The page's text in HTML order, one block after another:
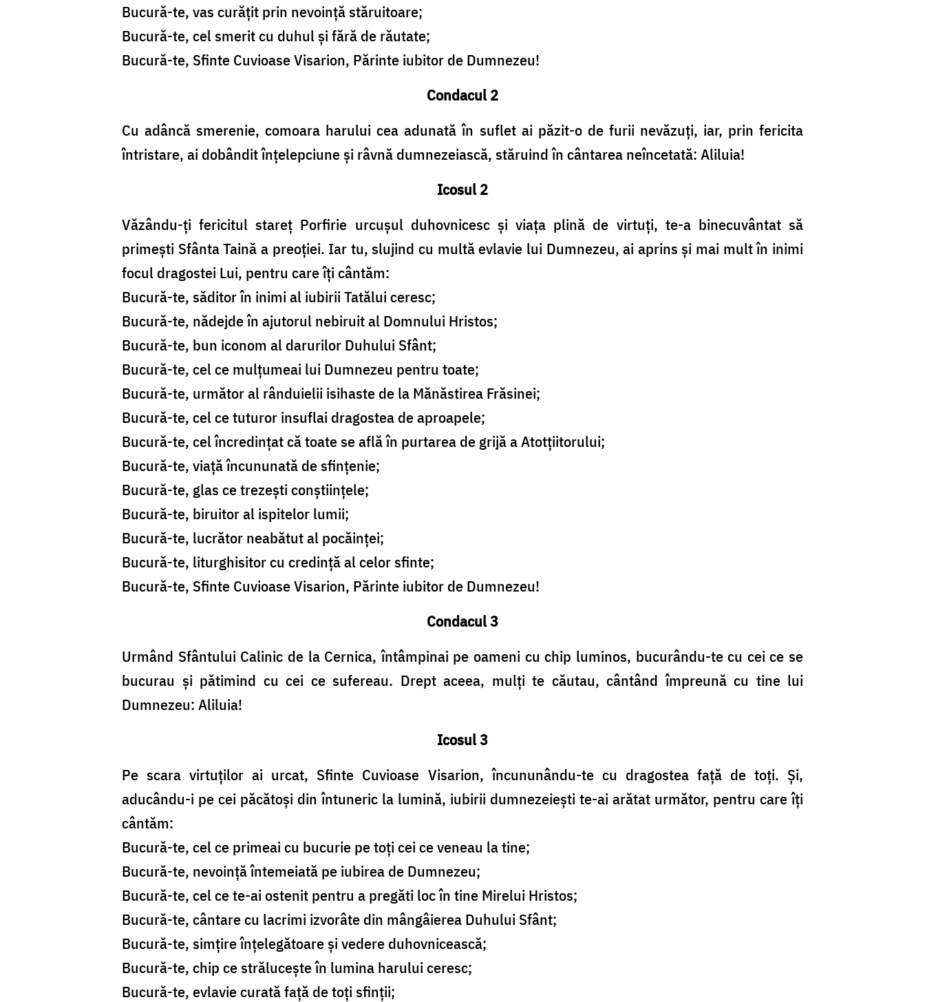
Bucură-te, vas curățit prin nevoință stăruitoare;
Bucură-te, cel smerit cu duhul și fără de răutate;
Bucură-te, Sfinte Cuvioase Visarion, Părinte iubitor de Dumnezeu!
Condacul 2
Cu adâncă smerenie, comoara harului cea adunată în suflet ai păzit-o de furii nevăzuți, iar, prin fericita
întristare, ai dobândit înțelepciune și râvnă dumnezeiască, stăruind în cântarea neîncetată: Aliluia!
Icosul 2
Văzându-ți fericitul stareț Porfirie urcușul duhovnicesc și viața plină de virtuți, te-a binecuvântat să
primești Sfânta Taină a preoției. Iar tu, slujind cu multă evlavie lui Dumnezeu, ai aprins și mai mult în inimi
focul dragostei Lui, pentru care îți cântăm:
Bucură-te, săditor în inimi al iubirii Tatălui ceresc;
Bucură-te, nădejde în ajutorul nebiruit al Domnului Hristos;
Bucură-te, bun iconom al darurilor Duhului Sfânt;
Bucură-te, cel ce mulțumeai lui Dumnezeu pentru toate;
Bucură-te, următor al rânduielii isihaste de la Mănăstirea Frăsinei;
Bucură-te, cel ce tuturor insuflai dragostea de aproapele;
Bucură-te, cel încredințat că toate se află în purtarea de grijă a Atotțiitorului;
Bucură-te, viață încununată de sfințenie;
Bucură-te, glas ce trezești conștiințele;
Bucură-te, biruitor al ispitelor lumii;
Bucură-te, lucrător neabătut al pocăinței;
Bucură-te, liturghisitor cu credință al celor sfinte;
Bucură-te, Sfinte Cuvioase Visarion, Părinte iubitor de Dumnezeu!
Condacul 3
Urmând Sfântului Calinic de la Cernica, întâmpinai pe oameni cu chip luminos, bucurându-te cu cei ce se
bucurau și pătimind cu cei ce sufereau. Drept aceea, mulți te căutau, cântând împreună cu tine lui
Dumnezeu: Aliluia!
Icosul 3
Pe scara virtuților ai urcat, Sfinte Cuvioase Visarion, încununându-te cu dragostea față de toți. Și,
aducându-i pe cei păcătoși din întuneric la lumină, iubirii dumnezeiești te-ai arătat următor, pentru care îți
cântăm:
Bucură-te, cel ce primeai cu bucurie pe toți cei ce veneau la tine;
Bucură-te, nevoință întemeiată pe iubirea de Dumnezeu;
Bucură-te, cel ce te-ai ostenit pentru a pregăti loc în tine Mirelui Hristos;
Bucură-te, cântare cu lacrimi izvorâte din mângâierea Duhului Sfânt;
Bucură-te, simțire înțelegătoare și vedere duhovnicească;
Bucură-te, chip ce strălucește în lumina harului ceresc;
Bucură-te, evlavie curată față de toți sfinții;